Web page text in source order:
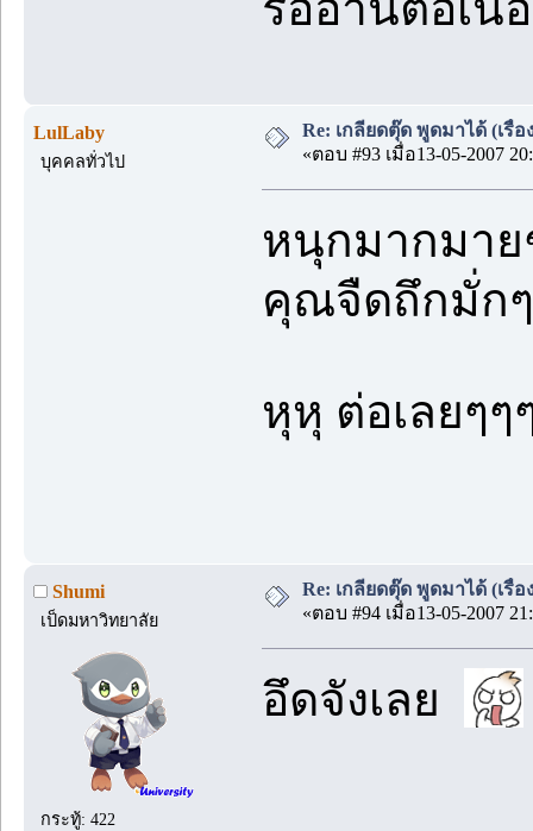
LulLaby
บุคคลทั่วไป
Re: เกลียดตุ๊ด พูดมาได้ (เรื่
«ตอบ #93 เมื่อ13-05-2007
หนุกมากมา
คุณจืดถึกมั่ก
หุหุ ต่อเลยๆๆ
Shumi
เป็ดมหาวิทยาลัย
กระทู้: 422
Re: เกลียดตุ๊ด พูดมาได้ (เรื่
«ตอบ #94 เมื่อ13-05-2007
อึดจังเลย